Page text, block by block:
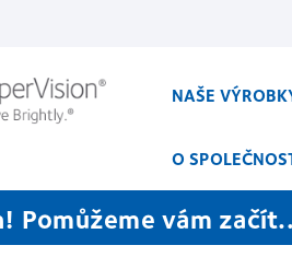
NAŠE
O
Pomůžeme vám